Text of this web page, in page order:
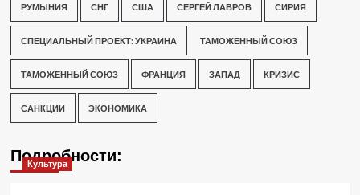
РУМЫНИЯ СНГ США СЕРГЕЙ ЛАВРОВ СИРИЯ
СПЕЦИАЛЬНЫЙ ПРОЕКТ: УКРАИНА ТАМОЖЕННЫЙ СОЮЗ
ТАМОЖЕННЫЙ СОЮЗ ФРАНЦИЯ ЗАПАД КРИЗИС
САНКЦИИ ЭКОНОМИКА
Подробности:
Культура